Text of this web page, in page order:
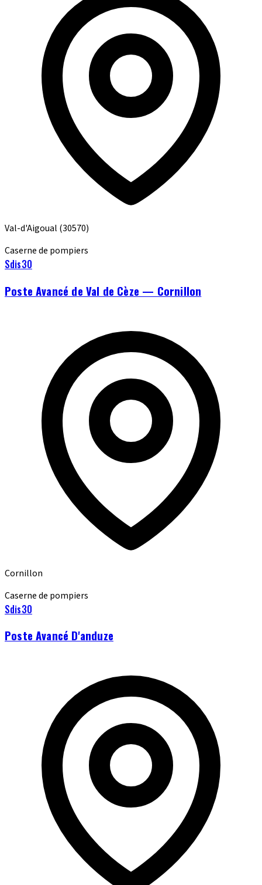
Val-d'Aigoual (30570)
Caserne de pompiers
Sdis30
Poste Avancé de Val de Cèze — Cornillon
Cornillon
Caserne de pompiers
Sdis30
Poste Avancé D'anduze